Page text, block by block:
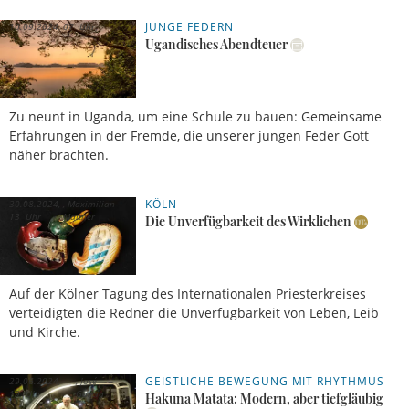
JUNGE FEDERN
Ugandisches Abendteuer
Zu neunt in Uganda, um eine Schule zu bauen: Gemeinsame
Erfahrungen in der Fremde, die unserer jungen Feder Gott
näher brachten.
10.09.2024, 07 Uhr
KÖLN
Die Unverfügbarkeit des Wirklichen
Auf der Kölner Tagung des Internationalen Priesterkreises
verteidigten die Redner die Unverfügbarkeit von Leben, Leib
und Kirche.
30.08.2024,
Maximilian
Mattner
GEISTLICHE BEWEGUNG MIT RHYTHMUS
Hakuna Matata: Modern, aber tiefgläubig
29.06.2024,
19 Uhr
José
García